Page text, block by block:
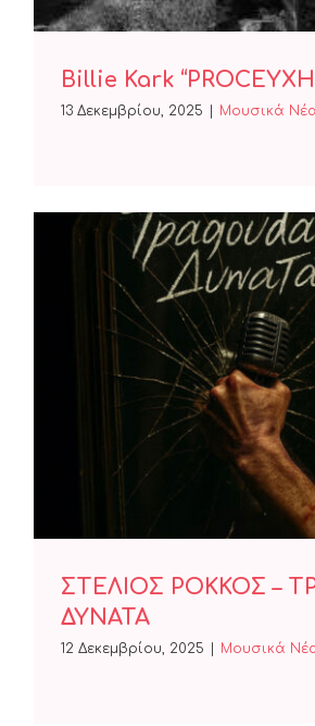
Billie Kark
13 Δεκεμβρίου, 2025 Μουσικά
ΣΤΕΛΙΟΣ
ΤΡΑΓΟΥΔΑΩ
ΣΤΕΛΙΟΣ ΡΟΚΚΟΣ –
ΔΥΝΑΤΑ
12 Δεκεμβρίου, 2025 Μουσικά